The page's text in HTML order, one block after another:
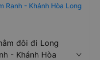
Ranh - Khánh Hòa Long
đôi đi Long
- Khánh Hòa